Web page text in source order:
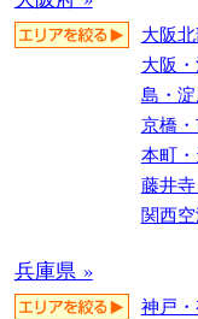
大阪
大阪
島・
京橋
本町
藤井寺
関西空
兵庫県 »
神戸